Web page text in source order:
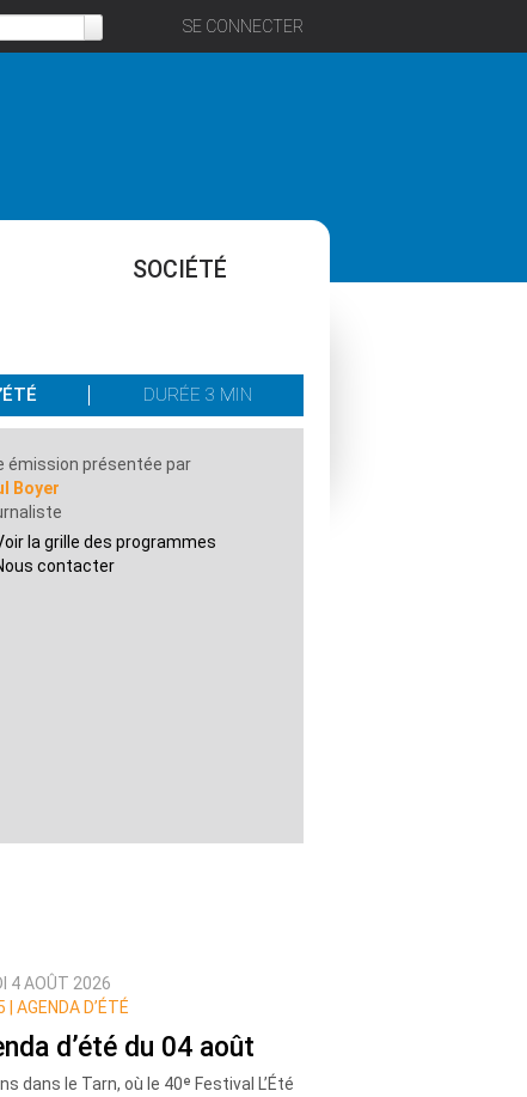
SE CONNECTER
SOCIÉTÉ
DURÉE 3 MIN
émission présentée par
Boyer
la grille des programmes
contacter
4 AOÛT 2026
AGENDA D’ÉTÉ
d’été du 04 août
dans le Tarn, où le 40ᵉ Festival L’Été